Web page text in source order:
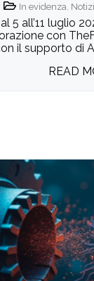
In evidenza
5 all’11 luglio
con
il supporto di
READ